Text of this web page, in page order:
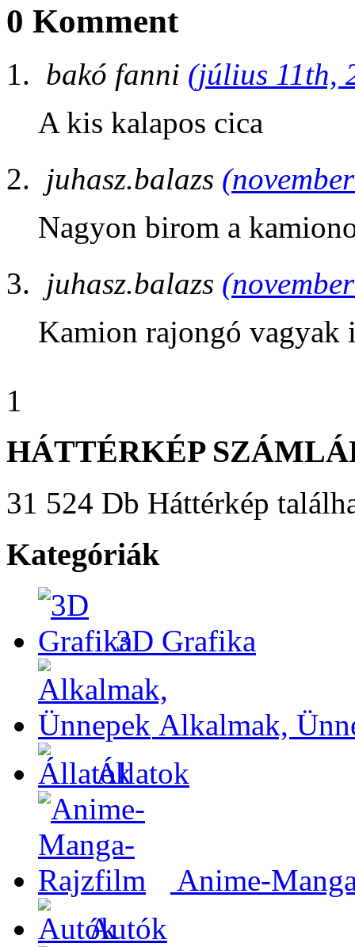
0 Komment
bakó fanni (július 11th,
A kis kalapos cica
juhasz.balazs
Nagyon birom a
juhasz.balazs
Kamion rajongó vagyak
1
HÁTTÉRKÉP
31 524 Db Háttérkép
Kategóriák
3D Grafika
Alkalmak,
Állatok
Anime-
Autók